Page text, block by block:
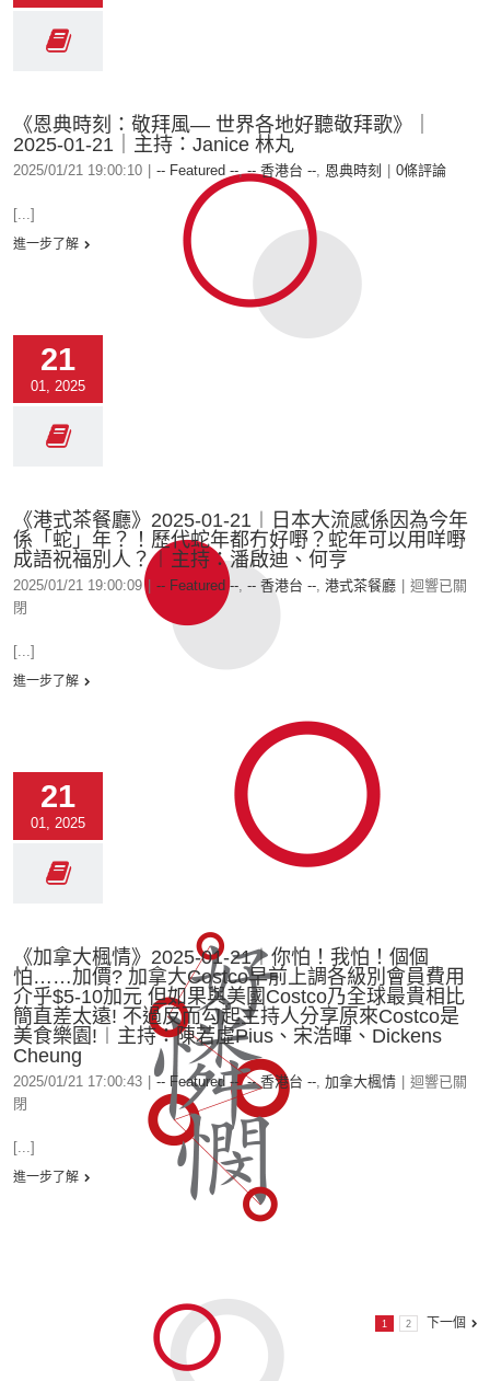
《恩典時刻：敬拜風— 世界各地好聽敬拜歌》｜
2025-01-21｜主持：Janice 林丸
2025/01/21 19:00:10 -- Featured --,-- 香港台 --, 恩典時刻 0條評論
[...]
進一步了解
21
01, 2025
《港式茶餐廳》2025-01-21︱日本大流感係因為今年
係「蛇」年？！歷代蛇年都冇好嘢？蛇年可以用咩嘢
成語祝福別人？︱主持：潘啟迪、何亨
2025/01/21 19:00:09 -- Featured --, -- 香港台 --, 港式茶餐廳
迴響已關
閉
[...]
進一步了解
21
01, 2025
《加拿大楓情》2025-01-21︱你怕！我怕！個個
怕……加價? 加拿大Costco早前上調各級別會員費用
介乎$5-10加元 但如果與美國Costco乃全球最貴相比
簡直差太遠! 不過反而勾起主持人分享原來Costco是
美食樂園!︱主持：陳若虛Pius、宋浩暉、Dickens
Cheung
2025/01/21 17:00:43 -- Featured --,-- 香港台 --, 加拿大楓情
迴響已關
閉
[...]
進一步了解
1 2 下一個